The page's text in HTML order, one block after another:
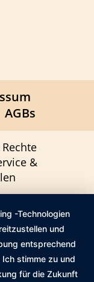
AGBs
&
-Technologien
und
entsprechend
stimme zu und
für die Zukunft